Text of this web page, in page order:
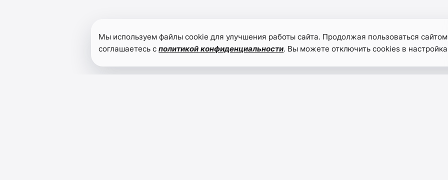
Мы используем файлы cookie для улучшения работы сайта. Продолжая пользоваться
соглашаетесь сполитикой конфиденциальности. Вы можете отключить cookies в